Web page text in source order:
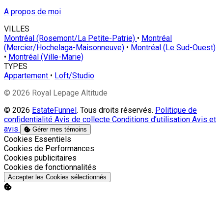
A propos de moi
VILLES
Montréal (Rosemont/La Petite-Patrie) • Montréal
(Mercier/Hochelaga-Maisonneuve) • Montréal (Le Sud-Ouest)
• Montréal (Ville-Marie)
TYPES
Appartement • Loft/Studio
© 2026 Royal Lepage Altitude
© 2026 EstateFunnel . Tous droits réservés. Politique de
confidentialité Avis de collecte Conditions d’utilisation Avis et
avis
Gérer mes témoins
Activer
Cookies Essentiels
Activer
Cookies de Performances
Activer
Cookies publicitaires
Activer
Cookies de fonctionnalités
Accepter les Cookies sélectionnés